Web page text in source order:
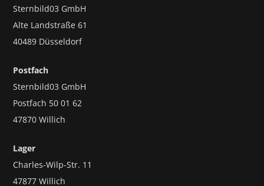
Sternbild03 GmbH
Alte Landstraße 61
40489 Düsseldorf
Postfach
Sternbild03 GmbH
Postfach 50 01 62
47870 Willich
Lager
Charles-Wilp-Str. 11
47877 Willich